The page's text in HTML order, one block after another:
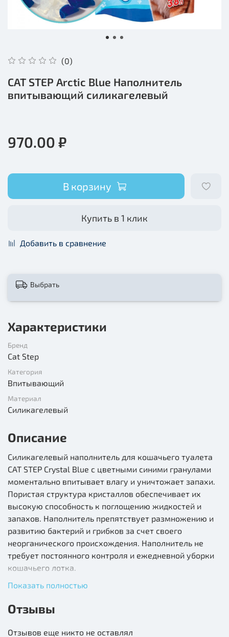
(0)
CAT STEP Arctic Blue Наполнитель
впитывающий силикагелевый
970.00 ₽
В корзину
Купить в 1 клик
Добавить в сравнение
Выбрать
Характеристики
Бренд
Cat Step
Категория
Впитывающий
Материал
Силикагелевый
Описание
Cиликагелевый наполнитель для кошачьего туалета
CAT STEP Crystal Blue с цветными синими гранулами
моментально впитывает влагу и уничтожает запахи.
Пористая структура кристаллов обеспечивает их
высокую способность к поглощению жидкостей и
запахов. Наполнитель препятствует размножению и
развитию бактерий и грибков за счет своего
неорганического происхождения. Наполнитель не
требует постоянного контроля и ежедневной уборки
кошачьего лотка.
Содержимого пакета 3,8 л хватает в среднем на 1
STEP Crystal Blue слоем 3-5 см. Регулярно удаляйте
Показать полностью
Отзывы
Отзывов еще никто не оставлял